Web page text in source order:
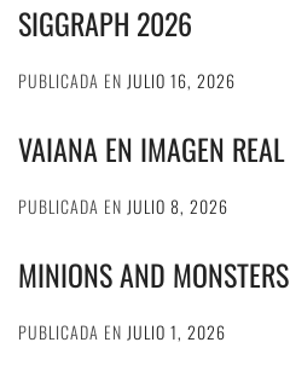
SIGGRAPH 2026
PUBLICADA EN JULIO 16, 2026
VAIANA EN IMAGEN REAL
PUBLICADA EN JULIO 8, 2026
MINIONS AND MONSTERS
PUBLICADA EN JULIO 1, 2026